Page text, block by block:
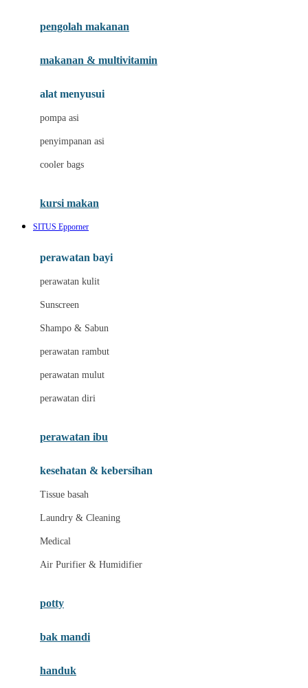
Joolz
Leclerc
Lee Vierra
Lillebaby
Little Bird Told Me
Little Miss Janis
London Taxi
Love To Dream
M
Magformers
Mamaway
Maxi Cosi
Megabloks
Micro
MiDeer
Moby
pengolah makanan
makanan & multivitamin
alat menyusui
pompa asi
penyimpanan asi
cooler bags
kursi makan
SITUS Epporner
perawatan bayi
perawatan kulit
Sunscreen
Shampo & Sabun
perawatan rambut
perawatan mulut
perawatan diri
perawatan ibu
kesehatan & kebersihan
Tissue basah
Laundry & Cleaning
Medical
Air Purifier & Humidifier
potty
bak mandi
handuk